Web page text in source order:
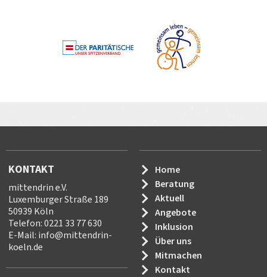
KONTAKT
mittendrin e.V.
Luxemburger Straße 189
50939 Köln
Telefon: 0221 33 77 630
E-Mail: info@mittendrin-
koeln.de
Home
Beratung
Aktuell
Angebote
Inklusion
Über uns
Mitmachen
Kontakt